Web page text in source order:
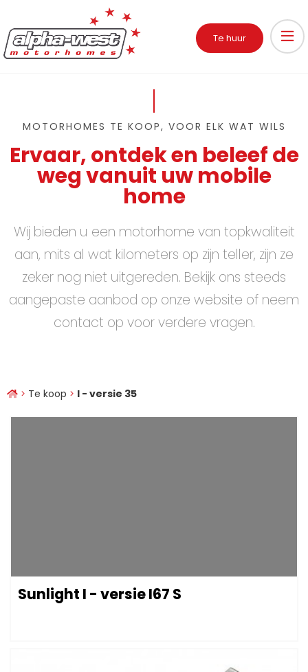
Te huur
MOTORHOMES TE KOOP, VOOR ELK WAT WILS
Ervaar, ontdek en beleef de
weg vanuit uw mobile
home
Wij bieden u een motorhome van topkwaliteit
aan, mits al wat kilometers op zijn teller, zijn ze
zeker nog niet uitgereden. Bekijk ons steeds
aangepaste aanbod op onze website of neem
contact op voor verdere vragen.
Te koop I - versie 35
Sunlight I - versie I67 S